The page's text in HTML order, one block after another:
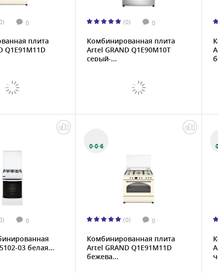
0
плита
Q1E91M11D
(0) 0
Комбинированная плита
Artel GRAND Q1E90M10T
серый-...
0
03 белая...
0·0·6
(0) 0
Комбинированная плита
Artel GRAND Q1E91M11D
бежева...